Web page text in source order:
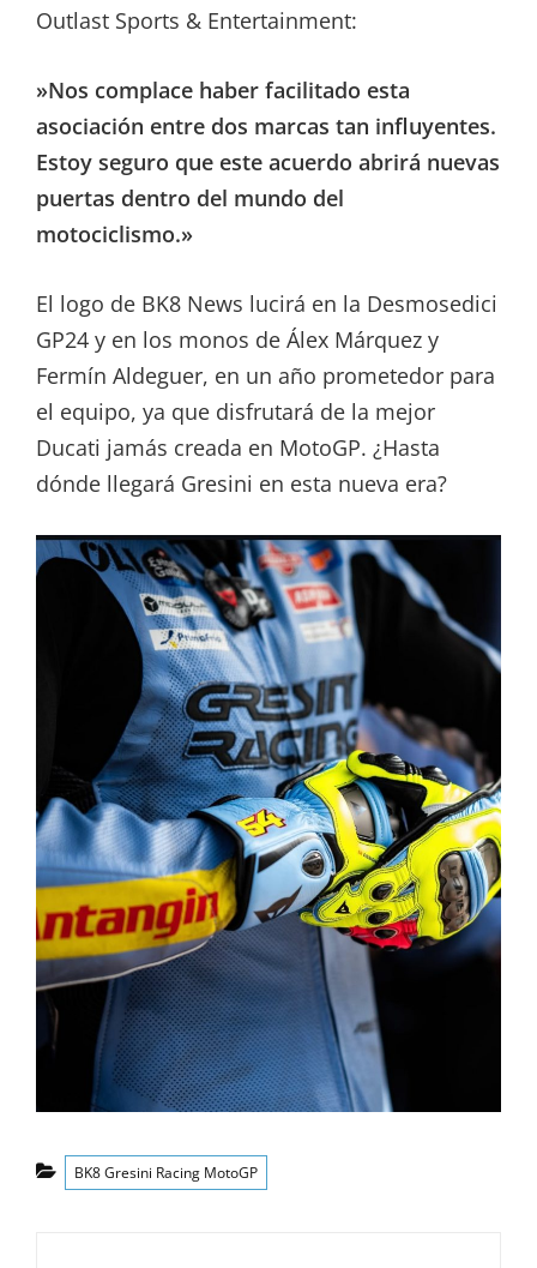
Outlast Sports & Entertainment:
»Nos complace haber facilitado esta
asociación entre dos marcas tan influyentes.
Estoy seguro que este acuerdo abrirá nuevas
puertas dentro del mundo del
motociclismo.»
El logo de BK8 News lucirá en la Desmosedici
GP24 y en los monos de Álex Márquez y
Fermín Aldeguer, en un año prometedor para
el equipo, ya que disfrutará de la mejor
Ducati jamás creada en MotoGP. ¿Hasta
dónde llegará Gresini en esta nueva era?
Categorías
BK8 Gresini Racing MotoGP